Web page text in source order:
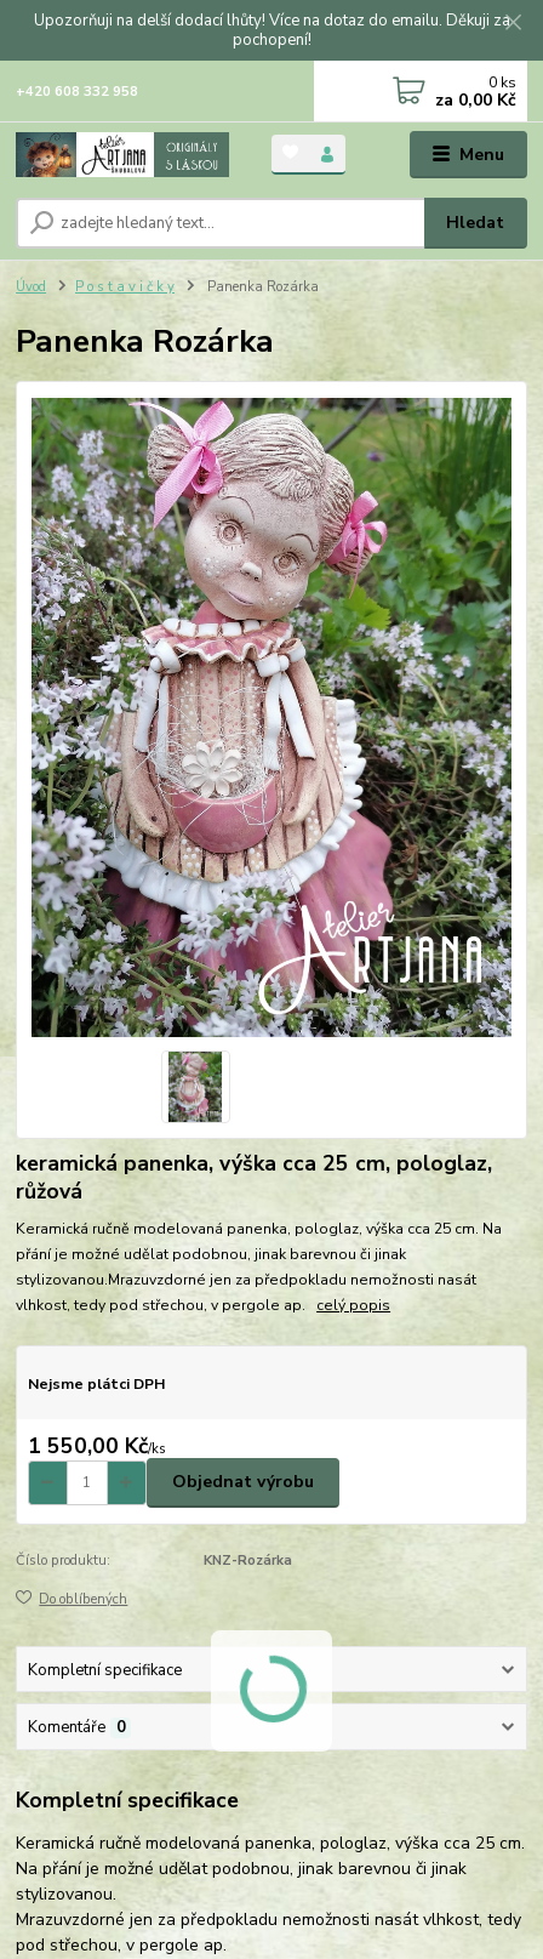
Upozorňuji na delší dodací lhůty! Více na dotaz do emailu. Děkuji za
pochopení!
Menu
Hledat
+420 608 332 958 0 ks
za 0,00 Kč
Úvod P o s t a v i č k y Panenka Rozárka
Panenka Rozárka
keramická panenka, výška cca 25 cm, pologlaz,
růžová
Keramická ručně modelovaná panenka, pologlaz, výška cca 25 cm. Na
přání je možné udělat podobnou, jinak barevnou či jinak
stylizovanou.Mrazuvzdorné jen za předpokladu nemožnosti nasát
vlhkost, tedy pod střechou, v pergole ap. celý popis
Nejsme plátci DPH
1 550,00 Kč/ks
Objednat výrobu
Číslo produktu: KNZ-Rozárka
Do oblíbených
Kompletní specifikace
Komentáře 0
Kompletní specifikace
Keramická ručně modelovaná panenka, pologlaz, výška cca 25 cm.
Na přání je možné udělat podobnou, jinak barevnou či jinak
stylizovanou.
Mrazuvzdorné jen za předpokladu nemožnosti nasát vlhkost, tedy
pod střechou, v pergole ap.